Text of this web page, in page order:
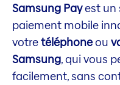
Samsung Payest un
paiement mobile
votretéléphoneou
Samsung, qui vous
facilement, sans